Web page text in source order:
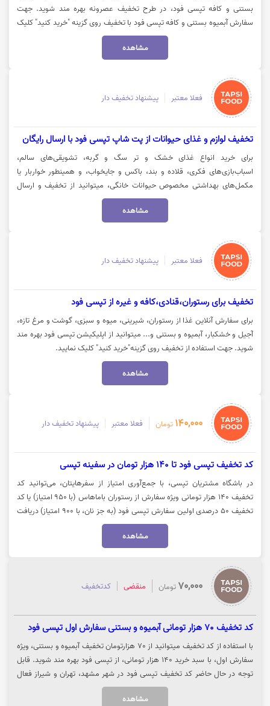
بستنی و کافه تپسی فود، در طرح تخفیف عصرونه بهره مند شوید. جهت
سفارش آبمیوه بستنی و کافه تپسی فود با تخفیف روی گزینه "خرید کنید" کلیک
مشاهده
فعلا معتبر پیشنهاد تخفیف دار
تخفیف لوازم و غذای حیوانات از پت شاپ تپسی فود با ارسال رایگان
برای خرید انواع غذای خشک و تر سگ و گربه، تشویقی‌های سالم،
اسباب‌بازی‌های فکری، قلاده و بند، باکس و جایخواب، و همینطور خواربار یا
مکمل‌های بهداشتی مخصوص حیوانات خانگی، میتوانید از تخفیف و ارسال
رایگان پت‌شاپ تپسی فود بهره مند شوید.جهت مشاهده و خرید با تخفیف، روی
مشاهده
فعلا معتبر پیشنهاد تخفیف دار
تخفیف برای رستوران،قنادی،کافه و غیره از تپسی فود
برای سفارش آنلاین غذا از رستوران، شیرینی، میوه و سبزی، گوشت و مرغ تازه،
آجیل و خشکبار، آبمیوه و بستنی و... میتوانید از اپلیکیشن تپسی فود بهره مند
شوید. جهت استفاده از تخفیف روی گزینه"خرید کنید" کلیک نمایید.
مشاهده
140,000 تومان فعلا معتبر پیشنهاد تخفیف دار
کد تخفیف تپسی فود تا 140 هزار تومان در سفینه تپسی
در باشگاه مشتریان تپسی، با جمع‌آوری امتیاز از سفرهایتان، می‌توانید کد
تخفیف ۱۴۰ هزار تومانی ویژه سفارش از رستوران باماهاس (با ۹۵۰ امتیاز) یا کد
تخفیف ۵۰ درصدی اولین سفارش تپسی فود (به جز نان، با ۹۰۰ امتیاز) دریافت
کنید. جهت استفاده از امتیازات باشگاه تپسی، روی گزینه «خرید کنید» کلیک
مشاهده
70,000 تومان منقضی کدتخفیف
کد تخفیف 70 هزار تومانی آبمیوه و بستنی سفارش اول تپسی فود
با استفاده از کد تخفیف میتوانید از 70 هزارتومان تخفیف آبمیوه و بستنی، ویژه
سفارش اول، با سبد خرید 140 هزار تومانی، از تپسی فود بهره مند شوید. قابل
توجه در حال حاضر کد تخفیف تپسی فود در شهر مشهد، تهران و شیراز فعال
میباشد. جهت استفاده از تخفیف روی گزینه "خرید کنید" کلیک نمایید.
مشاهده